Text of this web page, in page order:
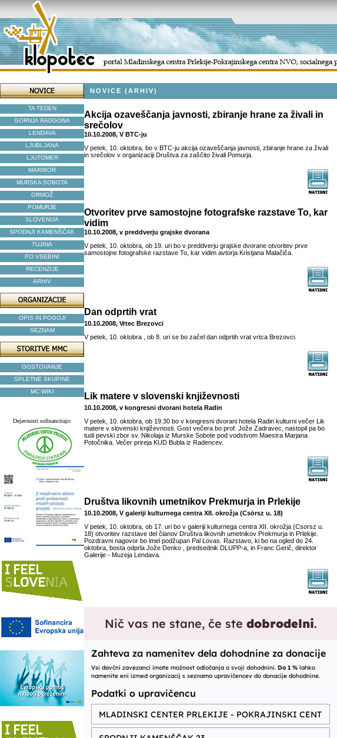
TA TEDEN
GORNJA RADGONA
LENDAVA
LJUBLJANA
LJUTOMER
MARIBOR
MURSKA SOBOTA
ORMOŽ
POMURJE
SLOVENIJA
SPODNJI KAMENŠČAK
TUJINA
PO VSEBINI
RECENZIJE
ARHIV
OPIS IN POGOJI
SEZNAM
GOSTOVANJE
SPLETNE SKUPINE
MC WIKI
Dejavnosti sofinancirajo:
NOVICE (ARHIV)
Akcija ozaveščanja javnosti, zbiranje hrane za živali in
srečolov
10.10.2008, V BTC-ju
V petek, 10. oktobra, bo v BTC-ju akcija ozaveščanja javnosti, zbiranje hrane za živali
in srečolov v organizaciji Društva za zaščito živali Pomurja.
Otvoritev prve samostojne fotografske razstave To, kar
vidim
10.10.2008, v preddverju grajske dvorana
V petek, 10. oktobra, ob 19. uri bo v preddverju grajske dvorane otvoritev prve
samostojne fotografske razstave To, kar vidim avtorja Kristjana Malačiča.
Dan odprtih vrat
10.10.2008, Vrtec Brezovci
V petek, 10. oktobra , ob 8. uri se bo začel dan odprtih vrat vrtca Brezovci.
Lik matere v slovenski književnosti
10.10.2008, v kongresni dvorani hotela Radin
V petek, 10. oktobra, ob 19.30 bo v kongresni dvorani hotela Radin kulturni večer Lik
matere v slovenski književnosti. Gost večera bo prof. Jože Zadravec, nastopil pa bo
tudi pevski zbor sv. Nikolaja iz Murske Sobote pod vodstvom Maestra Marjana
Potočnika. Večer prireja KUD Bubla iz Radencev.
Društva likovnih umetnikov Prekmurja in Prlekije
10.10.2008, V galeriji kulturnega centra XII. okrožja (Csörsz u. 18)
V petek, 10. oktobra, ob 17. uri bo v galeriji kulturnega centra XII. okrožja (Csorsz u.
18) otvoritev razstave del članov Društva likovnih umetnikov Prekmurja in Prlekije.
Pozdravni nagovor bo imel podžupan Pal Lovas. Razstavo, ki bo na ogled do 24.
oktobra, bosta odprla Jože Denko , predsednik DLUPP-a, in Franc Gerič, direktor
Galerije - Muzeja Lendava.